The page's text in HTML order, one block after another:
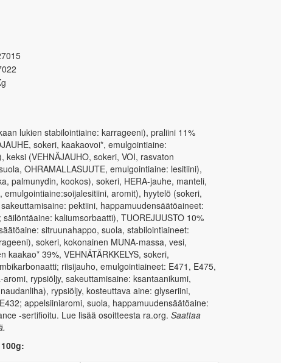
lukien stabilointiaine: karrageeni), praliini 11%
sokeri, kaakaovoi*, emulgointiaine:
keksi (VEHNÄJAUHO, sokeri, VOI, rasvaton
OHRAMALLASUUTE, emulgointiaine: lesitiini),
palmunydin, kookos), sokeri, HERA-jauhe, manteli,
emulgointiaine:soijalesitiini, aromit), hyytelö (sokeri,
pektiini, happamuudensäätöaineet:
kaliumsorbaatti), TUOREJUUSTO 10%
sitruunahappo, suola, stabilointiaineet:
sokeri, kokonainen MUNA-massa, vesi,
kaakao* 39%, VEHNÄTÄRKKELYS, sokeri,
riisijauho, emulgointiaineet: E471, E475,
rypsiöljy, sakeuttamisaine: ksantaanikumi,
rypsiöljy, kosteuttava aine: glyseriini,
appelsiiniaromi, suola, happamuudensäätöaine:
-sertifioitu. Lue lisää osoitteesta ra.org. Saattaa